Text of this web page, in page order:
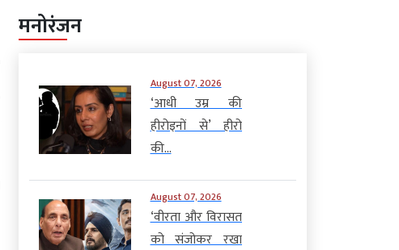
मनोरंजन
August 07, 2026
‘आधी उम्र की
हीरोइनों से’ हीरो
की...
August 07, 2026
‘वीरता और विरासत
को संजोकर रखा